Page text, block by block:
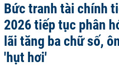
Bức tranh tài chính
2026 tiếp tục phân
lãi tăng ba chữ số,
'hụt hơi'